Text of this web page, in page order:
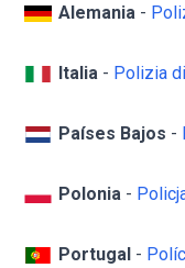
Alemania -
Italia - Polizia
Países Bajos -
Polonia -
Portugal -